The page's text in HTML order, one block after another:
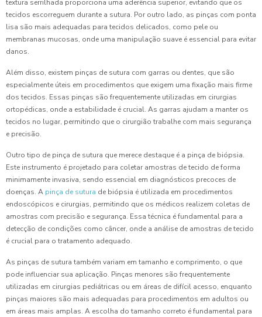
textura serrilhada proporciona uma aderência superior, evitando que os
tecidos escorreguem durante a sutura. Por outro lado, as pinças com ponta
lisa são mais adequadas para tecidos delicados, como pele ou
membranas mucosas, onde uma manipulação suave é essencial para evitar
danos.
Além disso, existem pinças de sutura com garras ou dentes, que são
especialmente úteis em procedimentos que exigem uma fixação mais firme
dos tecidos. Essas pinças são frequentemente utilizadas em cirurgias
ortopédicas, onde a estabilidade é crucial. As garras ajudam a manter os
tecidos no lugar, permitindo que o cirurgião trabalhe com mais segurança
e precisão.
Outro tipo de pinça de sutura que merece destaque é a pinça de biópsia.
Este instrumento é projetado para coletar amostras de tecido de forma
minimamente invasiva, sendo essencial em diagnósticos precoces de
doenças. A pinça de sutura de biópsia é utilizada em procedimentos
endoscópicos e cirurgias, permitindo que os médicos realizem coletas de
amostras com precisão e segurança. Essa técnica é fundamental para a
detecção de condições como câncer, onde a análise de amostras de tecido
é crucial para o tratamento adequado.
As pinças de sutura também variam em tamanho e comprimento, o que
pode influenciar sua aplicação. Pinças menores são frequentemente
utilizadas em cirurgias pediátricas ou em áreas de difícil acesso, enquanto
pinças maiores são mais adequadas para procedimentos em adultos ou
em áreas mais amplas. A escolha do tamanho correto é fundamental para